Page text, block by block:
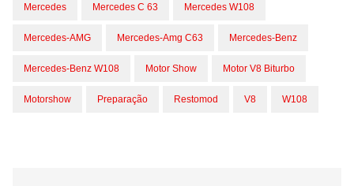
Mercedes Mercedes C 63 Mercedes W108
Mercedes-AMG Mercedes-Amg C63 Mercedes-Benz
Mercedes-Benz W108 Motor Show Motor V8 Biturbo
Motorshow Preparação Restomod V8 W108